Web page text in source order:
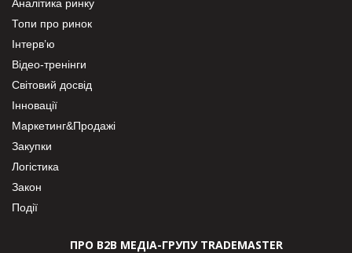
Аналітика ринку
Топи про ринок
Інтерв’ю
Відео-тренінги
Світовий досвід
Інновації
Маркетинг&Продажі
Закупки
Логістика
Закон
Події
ПРО В2В МЕДІА-ГРУПУ TRADEMASTER